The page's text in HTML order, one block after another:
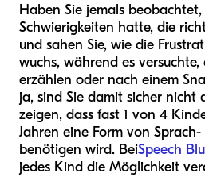
Haben Sie jemals
Schwierigkeiten hatte, die
und sahen Sie, wie die
wuchs, während es
erzählen oder nach einem
ja, sind Sie damit sicher nicht
zeigen, dass fast 1 von 4
Jahren eine Form von
benötigen wird. BeiSpeech
jedes Kind die Möglichkeit